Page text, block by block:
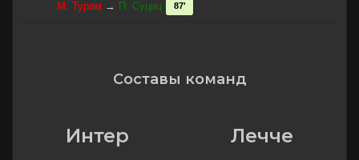
М. Турам → П. Суциц 87'
Составы команд
Интер Лечче